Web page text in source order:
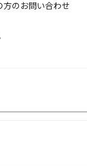
方のお問い合わせ